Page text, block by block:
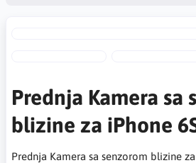
Prednja Kamera sa
blizine za iPhone
Prednja Kamera sa senzorom blizine